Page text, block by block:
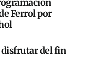
Ferrol por
disfrutar del fin